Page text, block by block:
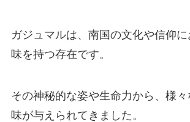
ガジュマルは、南国の文化や信仰
味を持つ存在です。
その神秘的な姿や生命力から、様
味が与えられてきました。